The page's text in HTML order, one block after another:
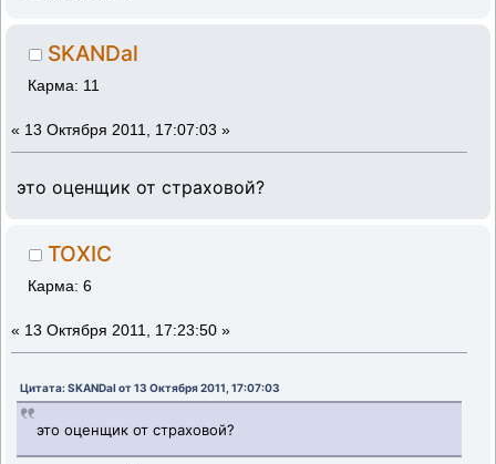
SKANDal
Карма: 11
« 13 Октября 2011, 17:07:03 »
это оценщик от страховой?
TOXIC
Карма: 6
« 13 Октября 2011, 17:23:50 »
Цитата: SKANDal от 13 Октября 2011, 17:07:03
это оценщик от страховой?